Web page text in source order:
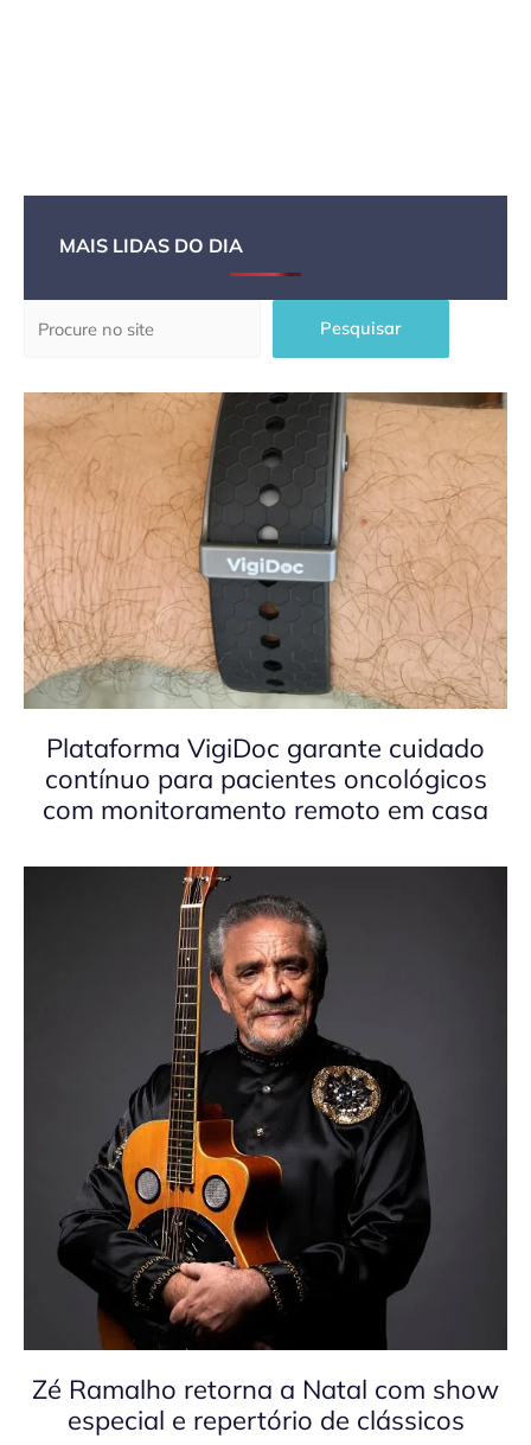
MAIS LIDAS DO DIA
Pesquisar
Plataforma VigiDoc garante cuidado
contínuo para pacientes oncológicos
com monitoramento remoto em casa
Zé Ramalho retorna a Natal com show
especial e repertório de clássicos